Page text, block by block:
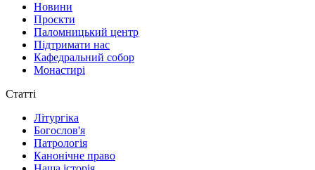
Новини
Проєкти
Паломницький центр
Підтримати нас
Кафедральний собор
Монастирі
Статті
Літургіка
Богослов'я
Патрологія
Канонічне право